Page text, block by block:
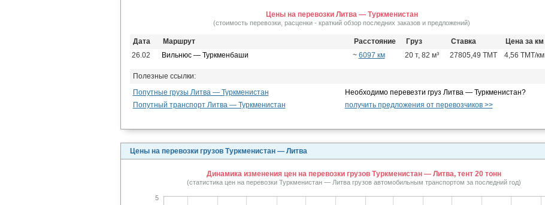
Цены на перевозки Литва — Туркменистан
(стоимость перевозки, расценки - краткий обзор последних заказов и предложений)
Дата Маршрут Расстояние Груз Ставка
Цена за км
26.02
Вильнюс — Туркменбаши ~ 6097 км 20 т, 82 м³ 27805,49 TMT 4,56 TMT/км
Полезные ссылки:
Попутные грузы Литва — Туркменистан
Необходимо перевезти груз Литва — Туркменистан?
Попутный транспорт Литва — Туркменистан
получить предложения от перевозчиков >>
Цены на перевозки грузов Туркменистан — Литва
Динамика изменения цен на перевозки грузов Туркменистан — Литва, тент 20 тонн
(статистика цен на перевозки Туркменистан — Литва грузов автомобильным транспортом за последний год)
5